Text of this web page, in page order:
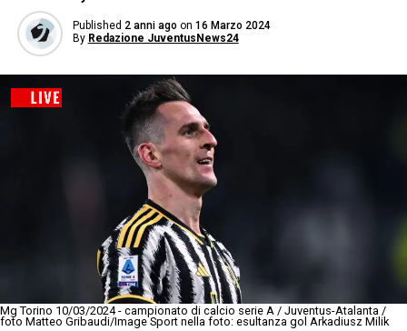
Published 2 anni ago on 16 Marzo 2024
By Redazione JuventusNews24
Mg Torino 10/03/2024 - campionato di calcio serie A / Juventus-Atalanta /
foto Matteo Gribaudi/Image Sport nella foto: esultanza gol Arkadiusz Milik